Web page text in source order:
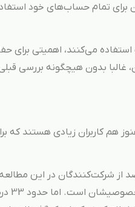
گذرواژه یکسان برای تمام حساب‌های خود
استفاده می‌کنند، اهمیتی برای
این مطالعه همچنین نشان داد 23درصد کارمندان، غالبا بدون هیچگونه بررسی
هم کاربران زیادی هستند که
گزارش که تحت عنوان پژوهشی در سلامت سایبری2018 منتشر شد، 60 درصد از شرکت‌کنندگان در
کردند که مهم‌ترین مورد